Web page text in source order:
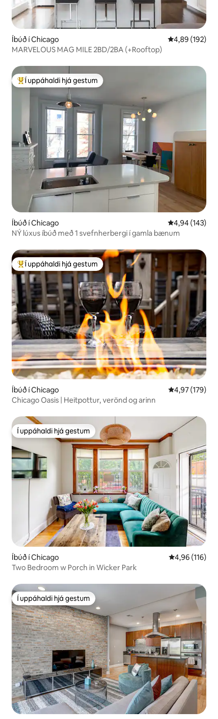
Íbúð í Chicago 4,89 af 5 í
4,89 (192)
MARVELOUS MAG MILE 2BD/2BA (+Rooftop)
Í mestu uppáhaldi hjá gestum
Í uppáhaldi hjá gestum
Íbúð í Chicago 4,94 af 5 í
4,94 (143)
NÝ lúxus íbúð með 1 svefnherbergi í gamla bænum
Í mestu uppáhaldi hjá gestum
Í uppáhaldi hjá gestum
Íbúð í Chicago 4,97 af 5 í
4,97 (179)
Chicago Oasis | Heitpottur, verönd og arinn
Í uppáhaldi hjá gestum
Í uppáhaldi hjá gestum
Íbúð í Chicago 4,96 af 5 í
4,96 (116)
Two Bedroom w Porch in Wicker Park
Í uppáhaldi hjá gestum
Í uppáhaldi hjá gestum